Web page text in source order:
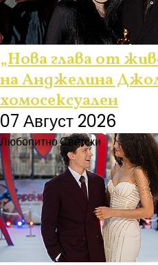
„Нова глава от
на Анджелина
хомосексуален
07 Август 2026
ЛюбопитноСветски